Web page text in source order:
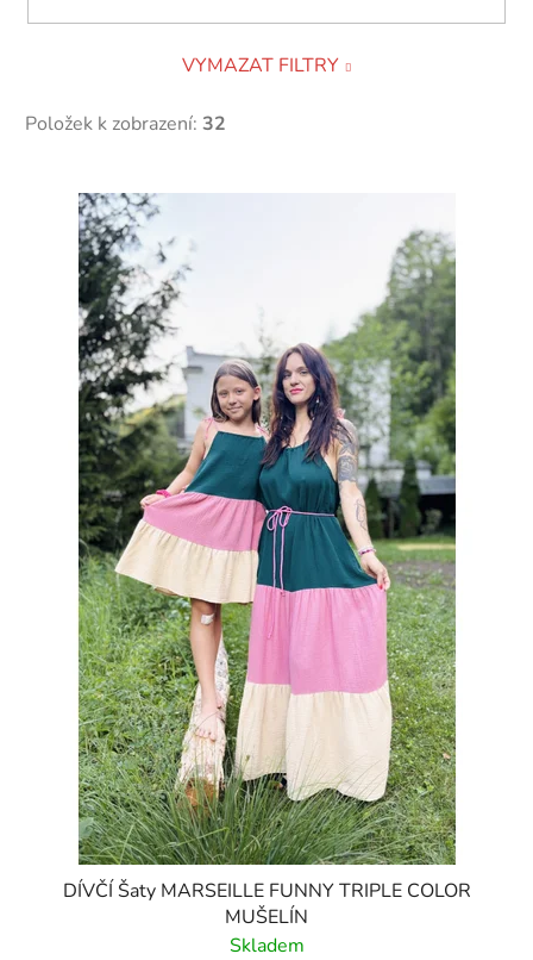
VYMAZAT FILTRY
Položek k zobrazení: 32
DÍVČÍ Šaty MARSEILLE FUNNY TRIPLE COLOR
MUŠELÍN
Skladem